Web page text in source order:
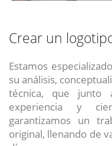
Crear un
Estamos
su análisis,
técnica, que
experiencia y
garantizamos un
original, llenando de